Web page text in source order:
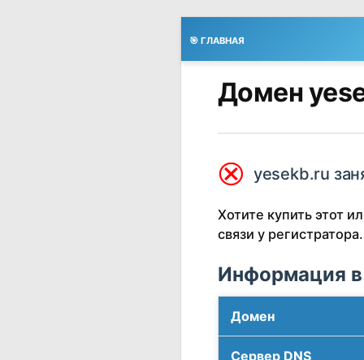
🎯 ГЛАВНАЯ
Домен
⮿ yesekb.ru
Хотите купить этот
связи у регистратора.
Информация в
Домен
Сервер DNS